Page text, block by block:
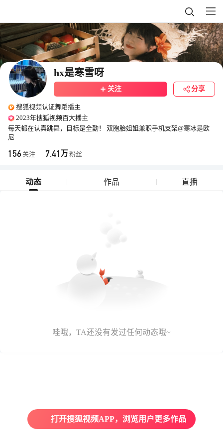
hx是寒雪呀
关注 分享
搜狐视频认证舞蹈播主
2023年搜狐视频百大播主
每天都在认真跳舞，目标是全勤！ 双胞胎姐姐兼职手机支架@寒冰是欧
尼
156 关注 7.41 万 粉丝
动态 作品 直播
哇哦，TA还没有发过任何动态哦~
打开搜狐视频APP，浏览用户更多作品